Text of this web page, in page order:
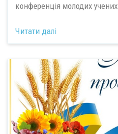
конференція молодих учених
Читати далі